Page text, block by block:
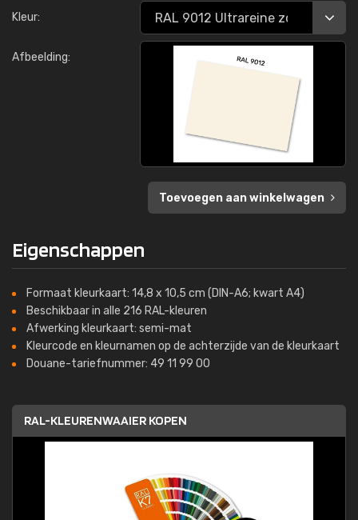
Kleur:
Afbeelding:
Toevoegen aan winkelwagen
Eigenschappen
Formaat kleurkaart: 14,8 x 10,5 cm (DIN-A6; kwart A4)
Beschikbaar in alle 216 RAL-kleuren
Afwerking kleurkaart: semi-mat
Kleurcode en kleurnamen op de achterzijde van de kleurkaart
Douane-tariefnummer: 49 11 99 00
RAL-KLEURENWAAIER KOPEN